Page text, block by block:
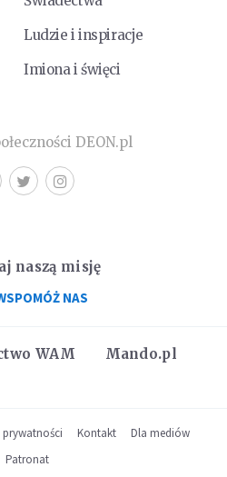
Ludzie i inspiracje
Imiona i święci
DEON.pl
WAM
Mando.pl
naszą misję
NAS
Kontakt
Dla mediów
Patronat